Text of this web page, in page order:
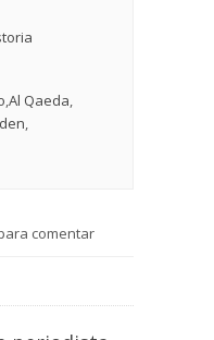
Al Qaeda
comentar